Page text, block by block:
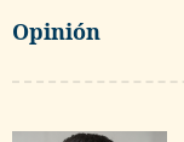
Opinión